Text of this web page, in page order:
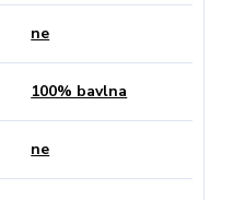
ne
100% bavlna
ne